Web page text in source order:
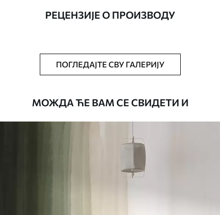
Тапета се може нежно очистити меким
сунђером. Позадине са завршном
водом.
РЕЦЕНЗИЈЕ О ПРОИЗВОДУ
ПОГЛЕДАЈТЕ СВУ ГАЛЕРИЈУ
МОЖДА ЋЕ ВАМ СЕ СВИДЕТИ И